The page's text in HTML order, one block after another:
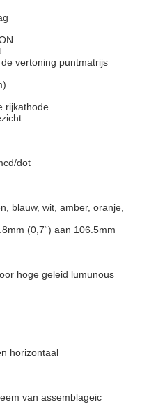
vertoning puntmatrijs
rijkathode
dot
blauw, wit, amber, oranje,
(0,7“) aan 106.5mm
hoge geleid lumunous
horizontaal
van assemblageic